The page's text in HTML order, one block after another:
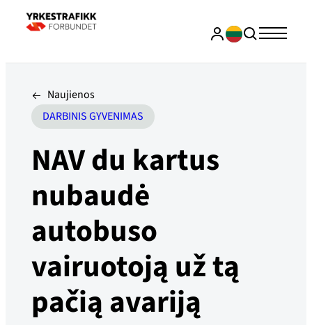
Naujienos
DARBINIS GYVENIMAS
NAV du kartus
nubaudė
autobuso
vairuotoją už tą
pačią avariją